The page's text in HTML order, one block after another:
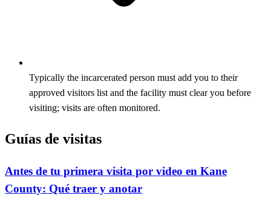
Typically the incarcerated person must add you to their
approved visitors list and the facility must clear you before
visiting; visits are often monitored.
Guías de visitas
Antes de tu primera visita por video en Kane
County: Qué traer y anotar